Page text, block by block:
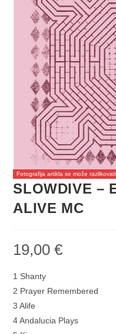
Fotografija artikla se može
SLOWDIVE –
ALIVE MC
19,00€
1 Shanty
2 Prayer Remembered
3 Alife
4 Andalucia Plays